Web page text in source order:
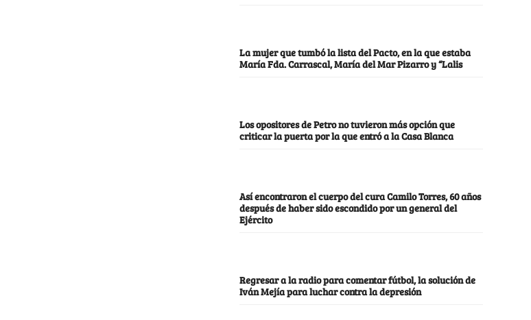
La mujer que tumbó la lista del Pacto, en la que estaba
María Fda. Carrascal, María del Mar Pizarro y “Lalis
Los opositores de Petro no tuvieron más opción que
criticar la puerta por la que entró a la Casa Blanca
Así encontraron el cuerpo del cura Camilo Torres, 60 años
después de haber sido escondido por un general del
Ejército
Regresar a la radio para comentar fútbol, la solución de
Iván Mejía para luchar contra la depresión